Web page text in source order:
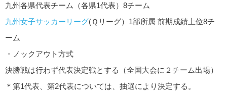
九州各県代表チーム（各県1代表）8チーム
九州女子サッカーリーグ(Ｑリーグ）1部所属 前期成績上位8チ
ーム
・ノックアウト方式
決勝戦は行わず代表決定戦とする（全国大会に２チーム出場）
＊第1代表、第2代表については、抽選により決定する。